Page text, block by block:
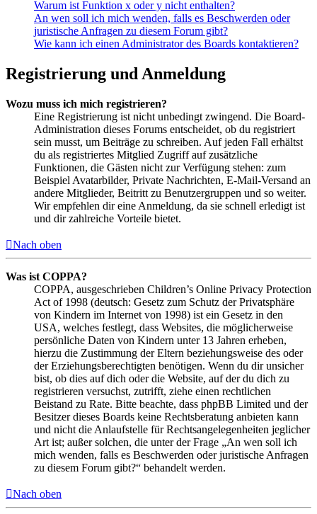
Warum ist Funktion x oder y nicht enthalten?
An wen soll ich mich wenden, falls es Beschwerden oder
juristische Anfragen zu diesem Forum gibt?
Wie kann ich einen Administrator des Boards kontaktieren?
Registrierung und Anmeldung
Wozu muss ich mich registrieren?
Eine Registrierung ist nicht unbedingt zwingend. Die Board-
Administration dieses Forums entscheidet, ob du registriert
sein musst, um Beiträge zu schreiben. Auf jeden Fall erhältst
du als registriertes Mitglied Zugriff auf zusätzliche
Funktionen, die Gästen nicht zur Verfügung stehen: zum
Beispiel Avatarbilder, Private Nachrichten, E-Mail-Versand an
andere Mitglieder, Beitritt zu Benutzergruppen und so weiter.
Wir empfehlen dir eine Anmeldung, da sie schnell erledigt ist
und dir zahlreiche Vorteile bietet.
Nach oben
Was ist COPPA?
COPPA, ausgeschrieben Children’s Online Privacy Protection
Act of 1998 (deutsch: Gesetz zum Schutz der Privatsphäre
von Kindern im Internet von 1998) ist ein Gesetz in den
USA, welches festlegt, dass Websites, die möglicherweise
persönliche Daten von Kindern unter 13 Jahren erheben,
hierzu die Zustimmung der Eltern beziehungsweise des oder
der Erziehungsberechtigten benötigen. Wenn du dir unsicher
bist, ob dies auf dich oder die Website, auf der du dich zu
registrieren versuchst, zutrifft, ziehe einen rechtlichen
Beistand zu Rate. Bitte beachte, dass phpBB Limited und der
Besitzer dieses Boards keine Rechtsberatung anbieten kann
und nicht die Anlaufstelle für Rechtsangelegenheiten jeglicher
Art ist; außer solchen, die unter der Frage „An wen soll ich
mich wenden, falls es Beschwerden oder juristische Anfragen
zu diesem Forum gibt?“ behandelt werden.
Nach oben